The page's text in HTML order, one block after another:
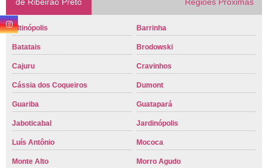
Altinópolis Barrinha
Batatais Brodowski
Cajuru Cravinhos
Cássia dos Coqueiros Dumont
Guariba Guatapará
Jaboticabal Jardinópolis
Luís Antônio Mococa
Monte Alto Morro Agudo